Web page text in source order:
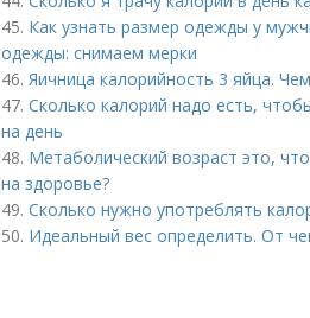
45. Как узнать размер одежды у
одежды: снимаем мерки
46. Яичница калорийность 3 яйца.
47. Сколько калорий надо есть,
на день
48. Метаболический возраст это,
на здоровье?
49. Сколько нужно употреблять
50. Идеальный вес определить. От